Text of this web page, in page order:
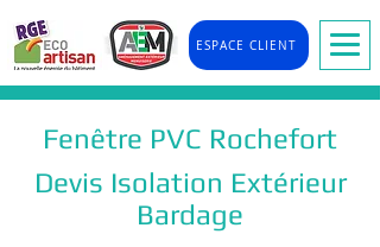
ESPACE CLIENT
Fenêtre PVC Rochefort
Devis Isolation Extérieur
Bardage